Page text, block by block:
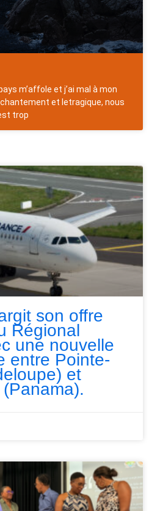
m’affole et j’ai mal à mon
et letragique, nous
trop
son offre
Régional
une nouvelle
entre Pointe-
et